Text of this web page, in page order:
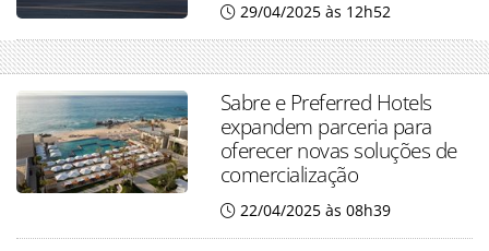
29/04/2025 às 12h52
Sabre e Preferred Hotels
expandem parceria para
oferecer novas soluções de
comercialização
22/04/2025 às 08h39